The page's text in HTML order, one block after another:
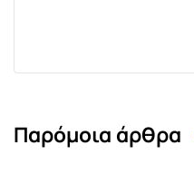
Παρόμοια άρθρα